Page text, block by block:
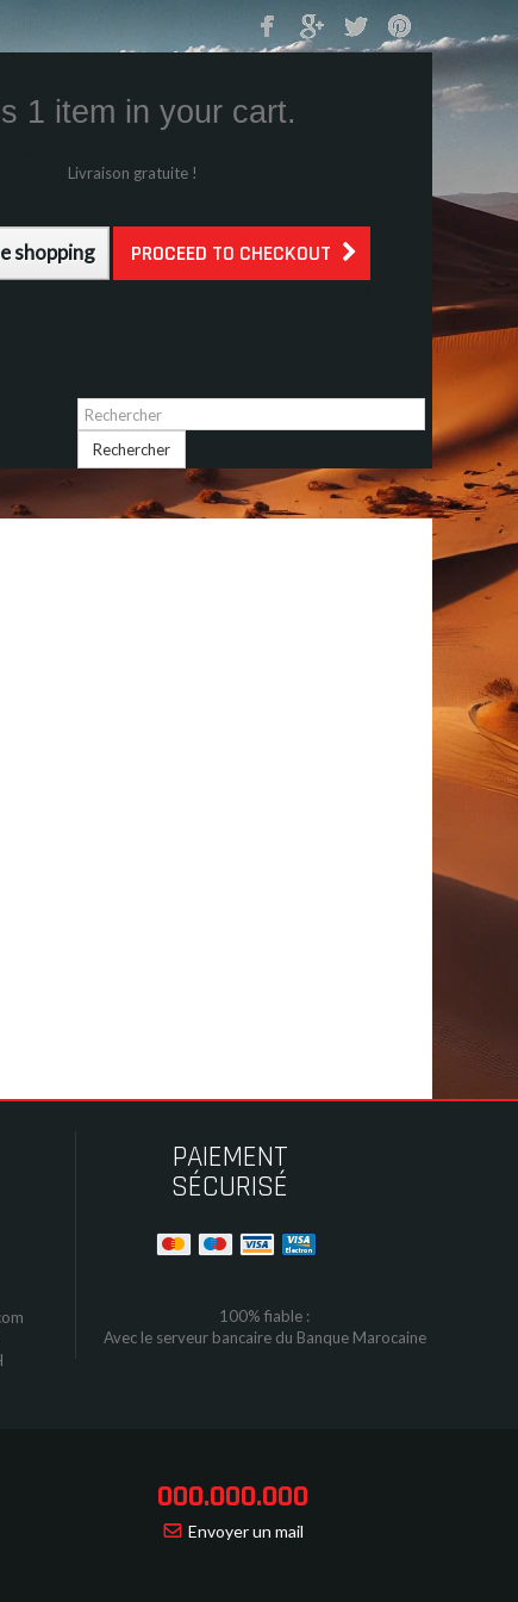
1 item in your cart.
Livraison gratuite !
shopping PROCEED TO CHECKOUT
Rechercher
PAIEMENT
SÉCURISÉ
100% fiable :
Avec le serveur bancaire du Banque Marocaine
000.000.000
Envoyer un mail